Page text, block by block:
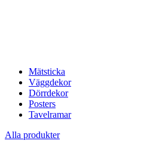
Mätsticka
Väggdekor
Dörrdekor
Posters
Tavelramar
Alla produkter